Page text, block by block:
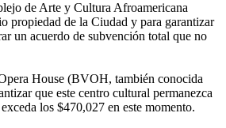
de Arte y Cultura Afroamericana
propiedad de la Ciudad y para garantizar
un acuerdo de subvención total que no
House (BVOH, también conocida
que este centro cultural permanezca
los $470,027 en este momento.